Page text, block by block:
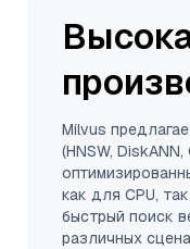
Milvus
(HNSW,
как для CPU,
быстрый поиск
различных